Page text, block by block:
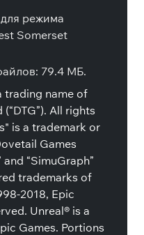
режима
Somerset
79.4 МБ.
trading name of
All rights
is a trademark or
Games
“SimuGraph”
trademarks of
2018, Epic
Unreal® is a
Games. Portions